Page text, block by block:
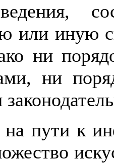
или иную
ни
ни
на пути к